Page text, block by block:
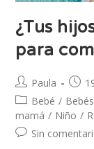
¿Tus
para
Paula
Bebé / Bebés
mamá / Niño /
Sin